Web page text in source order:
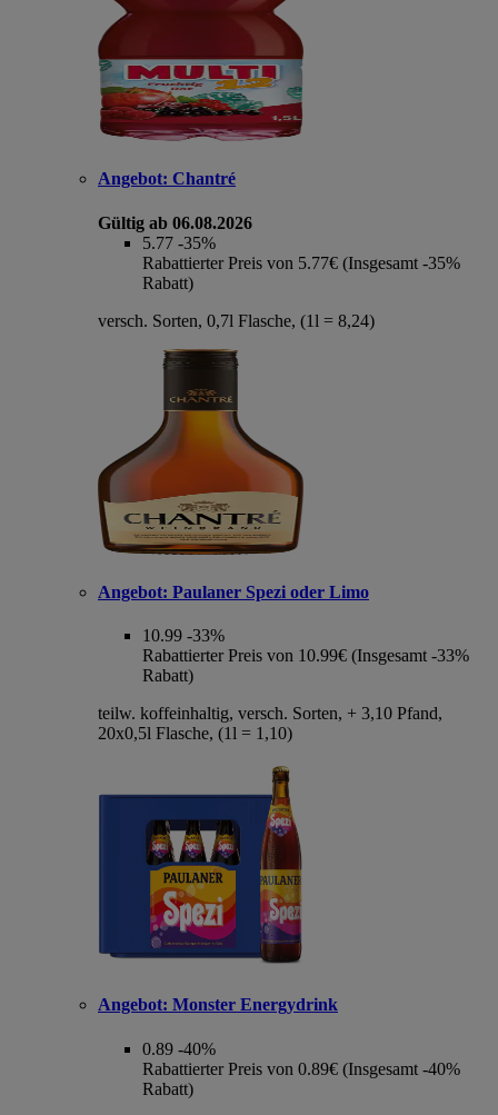
Angebot: Chantré
Gültig ab 06.08.2026
5.77 -35%
Rabattierter Preis von 5.77€ (Insgesamt -35%
Rabatt)
versch. Sorten, 0,7l Flasche, (1l = 8,24)
Angebot: Paulaner Spezi oder Limo
10.99 -33%
Rabattierter Preis von 10.99€ (Insgesamt -33%
Rabatt)
teilw. koffeinhaltig, versch. Sorten, + 3,10 Pfand,
20x0,5l Flasche, (1l = 1,10)
Angebot: Monster Energydrink
0.89 -40%
Rabattierter Preis von 0.89€ (Insgesamt -40%
Rabatt)